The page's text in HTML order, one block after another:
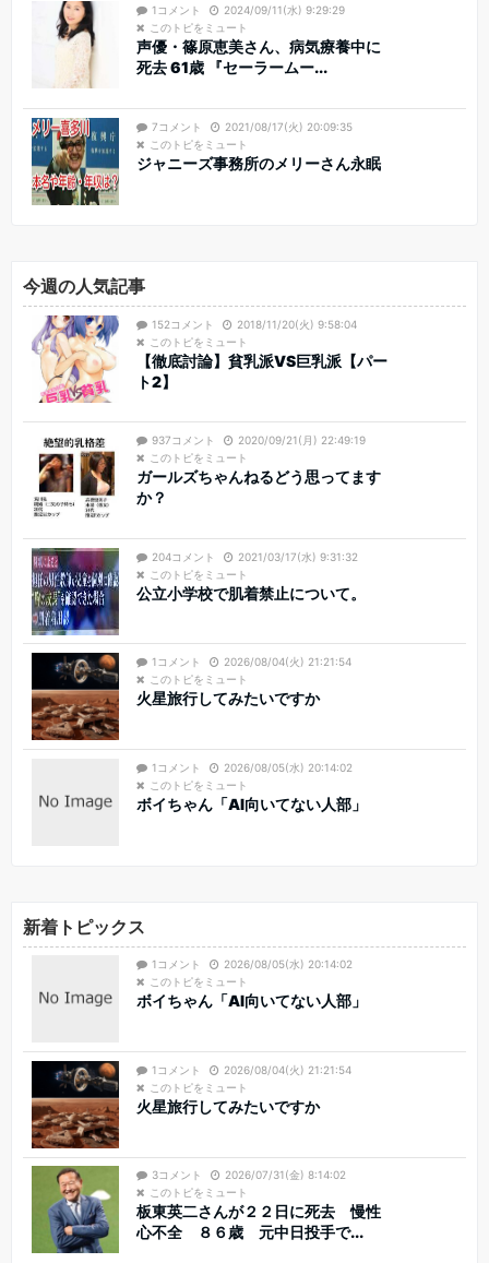
1コメント
2024/09/11(水) 9:29:29
このトピをミュート
声優・篠原恵美さん、病気療養中に
死去 61歳 『セーラームー...
7コメント
2021/08/17(火) 20:09:35
このトピをミュート
ジャニーズ事務所のメリーさん永眠
今週の人気記事
152コメント
2018/11/20(火) 9:58:04
このトピをミュート
【徹底討論】貧乳派VS巨乳派【パー
ト2】
937コメント
2020/09/21(月) 22:49:19
このトピをミュート
ガールズちゃんねるどう思ってます
か？
204コメント
2021/03/17(水) 9:31:32
このトピをミュート
公立小学校で肌着禁止について。
1コメント
2026/08/04(火) 21:21:54
このトピをミュート
火星旅行してみたいですか
1コメント
2026/08/05(水) 20:14:02
このトピをミュート
ボイちゃん「AI向いてない人部」
新着トピックス
1コメント
2026/08/05(水) 20:14:02
このトピをミュート
ボイちゃん「AI向いてない人部」
1コメント
2026/08/04(火) 21:21:54
このトピをミュート
火星旅行してみたいですか
3コメント
2026/07/31(金) 8:14:02
このトピをミュート
板東英二さんが２２日に死去 慢性
心不全 ８６歳 元中日投手で...